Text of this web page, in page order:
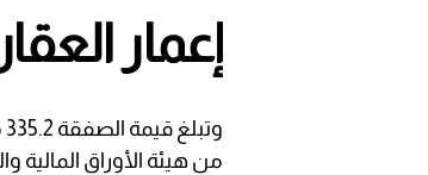
إعمار
من هيئة الأوراق المالية